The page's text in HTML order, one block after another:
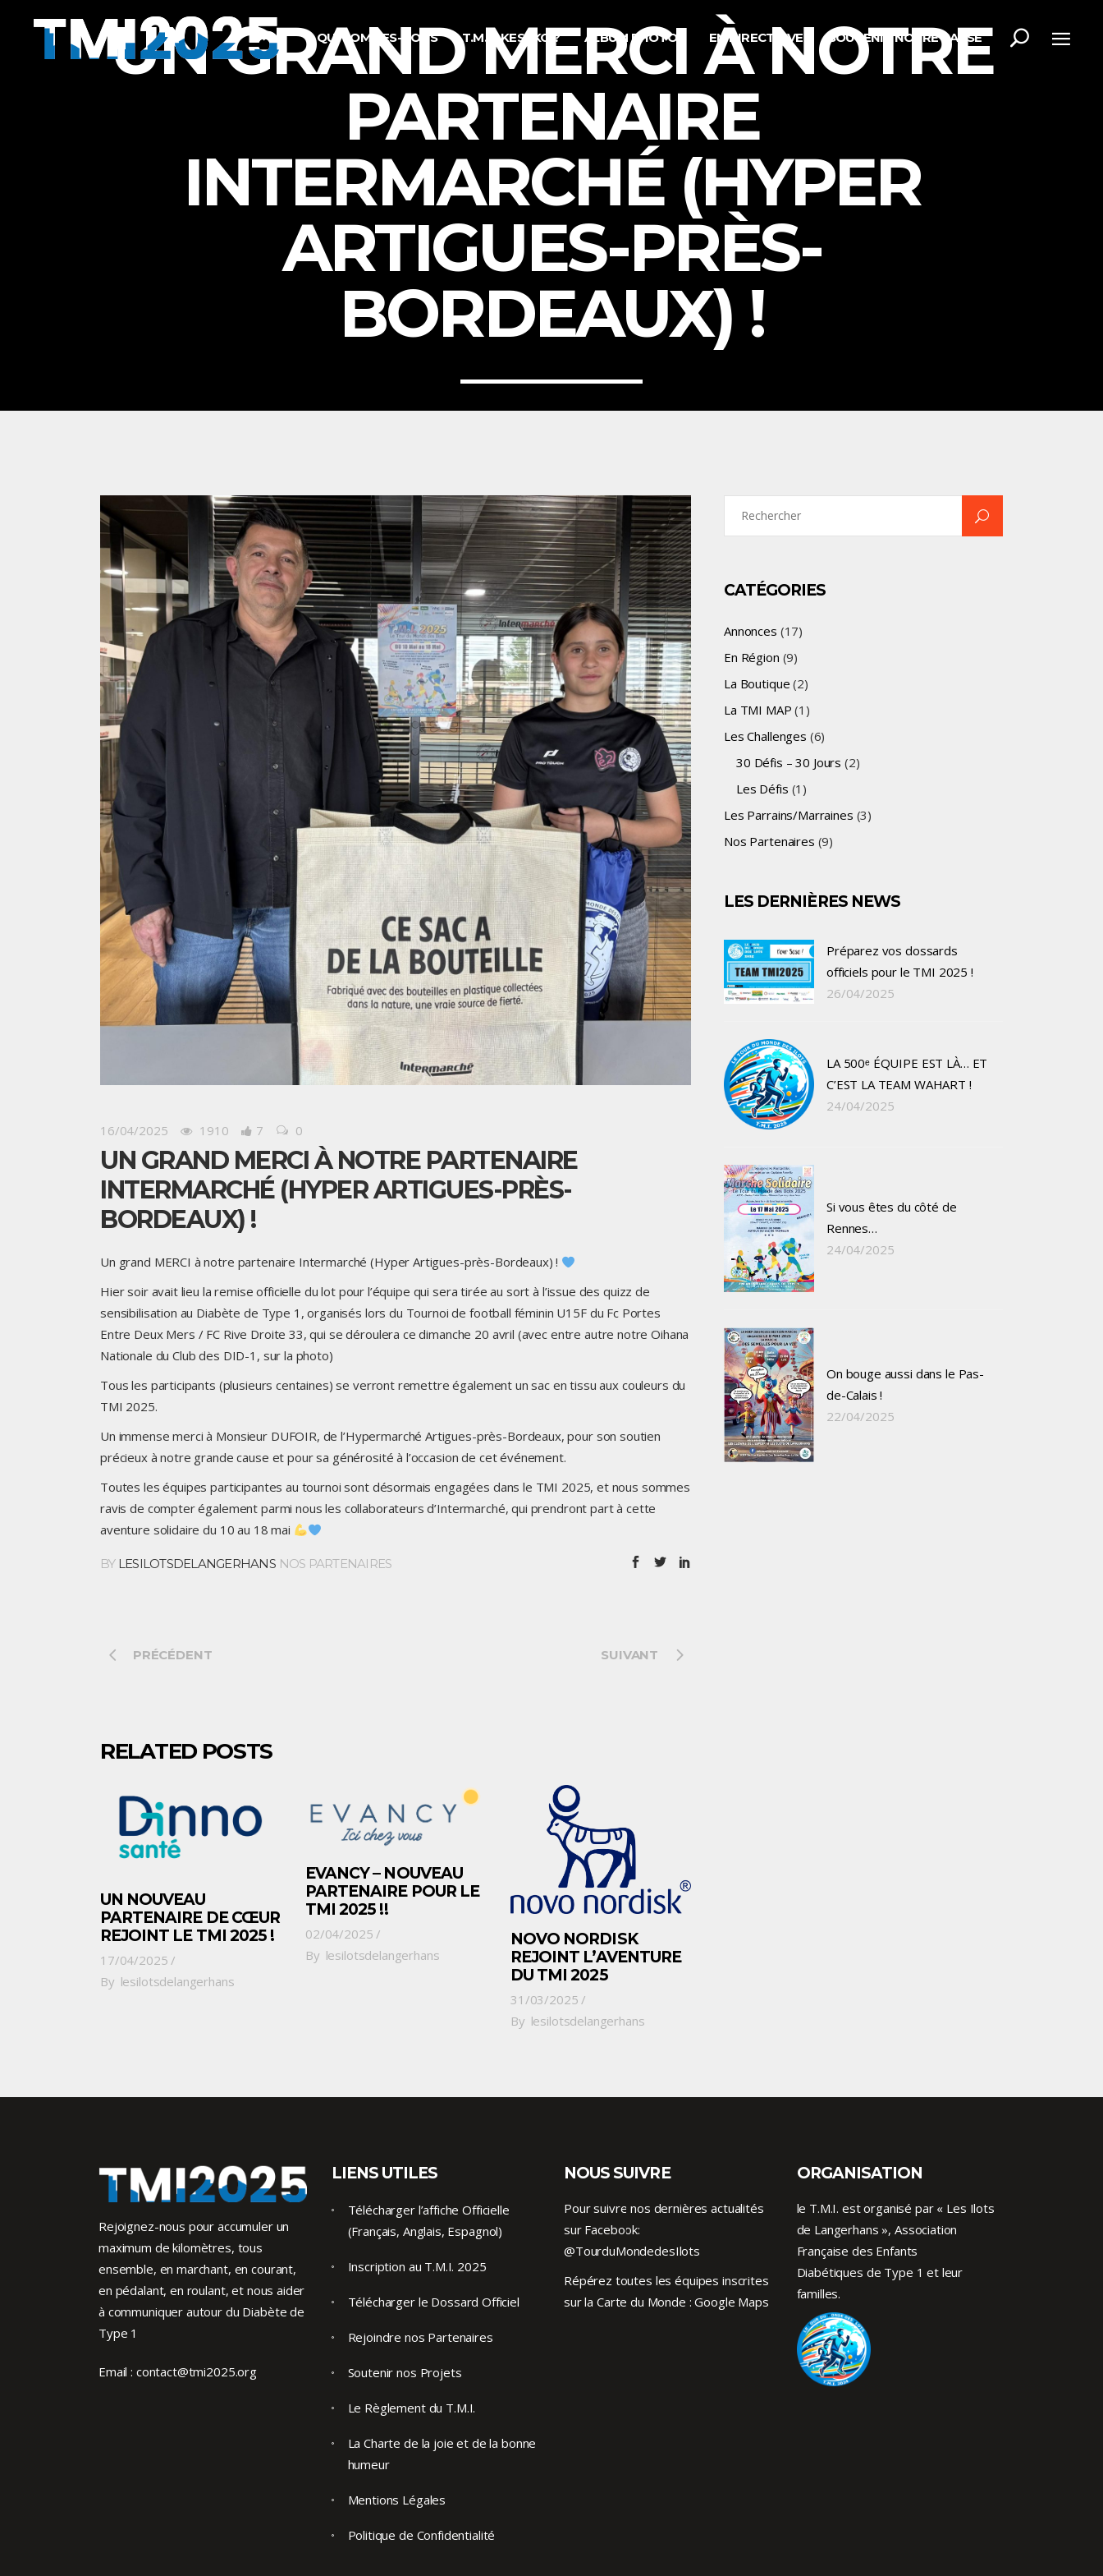
QUI SOMMES-NOUS T.M.I. : KESAKO ? ALBUM PHOTOS EN DIRECT LIVE SOUTENIR NOTRE CAUSE
UN GRAND MERCI À NOTRE
PARTENAIRE
INTERMARCHÉ (HYPER
ARTIGUES-PRÈS-
BORDEAUX) !
16/04/2025 1910 7 0
UN GRAND MERCI À NOTRE PARTENAIRE
INTERMARCHÉ (HYPER ARTIGUES-PRÈS-
BORDEAUX) !
Un grand MERCI à notre partenaire Intermarché (Hyper Artigues-près-Bordeaux) !
Hier soir avait lieu la remise officielle du lot pour l’équipe qui sera tirée au sort à l’issue des quizz de
sensibilisation au Diabète de Type 1, organisés lors du Tournoi de football féminin U15F du Fc Portes
Entre Deux Mers / FC Rive Droite 33, qui se déroulera ce dimanche 20 avril (avec entre autre notre Oihana
Nationale du Club des DID-1, sur la photo)
Tous les participants (plusieurs centaines) se verront remettre également un sac en tissu aux couleurs du
TMI 2025.
Un immense merci à Monsieur DUFOIR, de l’Hypermarché Artigues-près-Bordeaux, pour son soutien
précieux à notre grande cause et pour sa générosité à l’occasion de cet événement.
Toutes les équipes participantes au tournoi sont désormais engagées dans le TMI 2025, et nous sommes
ravis de compter également parmi nous les collaborateurs d’Intermarché, qui prendront part à cette
aventure solidaire du 10 au 18 mai
BY LESILOTSDELANGERHANS NOS PARTENAIRES
PRÉCÉDENT SUIVANT
RELATED POSTS
UN NOUVEAU
PARTENAIRE DE CŒUR
REJOINT LE TMI 2025 !
17/04/2025
By lesilotsdelangerhans
EVANCY – NOUVEAU
PARTENAIRE POUR LE
TMI 2025 !!
02/04/2025
By lesilotsdelangerhans
NOVO NORDISK
REJOINT L’AVENTURE
DU TMI 2025
31/03/2025
By lesilotsdelangerhans
CATÉGORIES
Annonces (17)
En Région (9)
La Boutique (2)
La TMI MAP (1)
Les Challenges (6)
30 Défis – 30 Jours (2)
Les Défis (1)
Les Parrains/Marraines (3)
Nos Partenaires (9)
LES DERNIÈRES NEWS
Préparez vos dossards
officiels pour le TMI 2025 !
26/04/2025
LA 500ᵉ ÉQUIPE EST LÀ… ET
C’EST LA TEAM WAHART !
24/04/2025
Si vous êtes du côté de
Rennes…
24/04/2025
On bouge aussi dans le Pas-
de-Calais !
22/04/2025
Rejoignez-nous pour accumuler un
maximum de kilomètres, tous
ensemble, en marchant, en courant,
en pédalant, en roulant, et nous aider
à communiquer autour du Diabète de
Type 1
Email : contact@tmi2025.org
LIENS UTILES
Télécharger l’affiche Officielle
(Français, Anglais, Espagnol)
Inscription au T.M.I. 2025
Télécharger le Dossard Officiel
Rejoindre nos Partenaires
Soutenir nos Projets
Le Règlement du T.M.I.
La Charte de la joie et de la bonne
humeur
Mentions Légales
Politique de Confidentialité
NOUS SUIVRE
Pour suivre nos dernières actualités
sur Facebook:
@TourduMondedesIlots
Répérez toutes les équipes inscrites
sur la Carte du Monde :Google Maps
ORGANISATION
le T.M.I. est organisé par « Les Ilots
de Langerhans », Association
Française des Enfants
Diabétiques de Type 1 et leur
familles.